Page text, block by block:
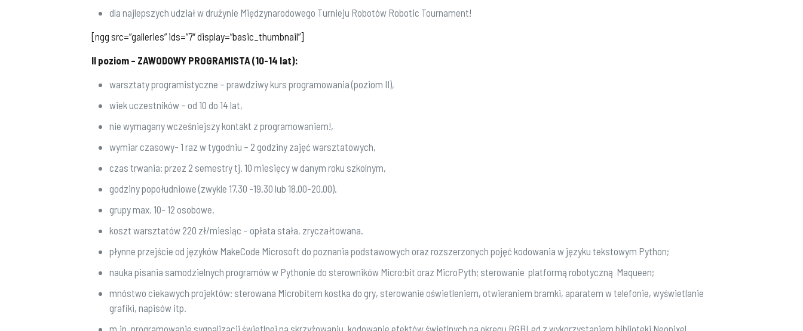
dla najlepszych udział w drużynie Międzynarodowego Turnieju Robotów Robotic Tournament!
[ngg src=”galleries” ids=”7″ display=”basic_thumbnail”]
II poziom – ZAWODOWY PROGRAMISTA (10-14 lat):
warsztaty programistyczne – prawdziwy kurs programowania (poziom II),
wiek uczestników – od 10 do 14 lat,
nie wymagany wcześniejszy kontakt z programowaniem!,
wymiar czasowy- 1 raz w tygodniu – 2 godziny zajęć warsztatowych,
czas trwania: przez 2 semestry tj. 10 miesięcy w danym roku szkolnym,
godziny popołudniowe (zwykle 17.30 -19.30 lub 18.00-20.00).
grupy max. 10- 12 osobowe.
koszt warsztatów 220 zł/miesiąc – opłata stała, zryczałtowana.
płynne przejście od języków MakeCode Microsoft do poznania podstawowych oraz rozszerzonych pojęć kodowania w języku tekstowym Python;
nauka pisania samodzielnych programów w Pythonie do sterowników Micro:bit oraz MicroPyth; sterowanie platformą robotyczną Maqueen;
mnóstwo ciekawych projektów: sterowana Microbitem kostka do gry, sterowanie oświetleniem, otwieraniem bramki, aparatem w telefonie, wyświetlanie
grafiki, napisów itp.
m.in. programowanie sygnalizacji świetlnej na skrzyżowaniu, kodowanie efektów świetlnych na okręgu RGBLed z wykorzystaniem biblioteki Neopixel